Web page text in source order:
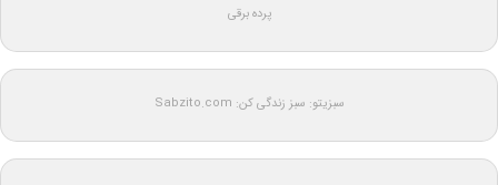
پرده برقی
سبزیتو: سبز زندگی کن: Sabzito.com